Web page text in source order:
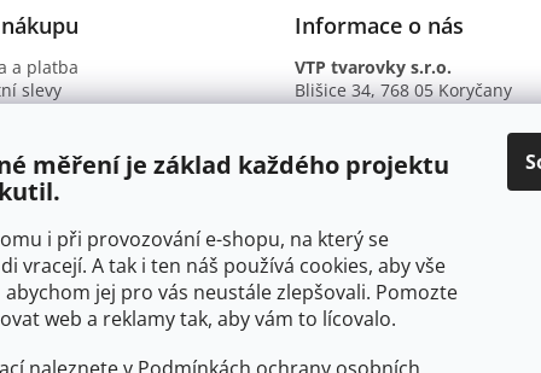
měření je základ každého projektu
i při provozování e-shopu, na který se
vracejí. A tak i ten náš používá cookies, aby vše
jej pro vás neustále zlepšovali. Pomozte
web a reklamy tak, aby vám to lícovalo.
a platba
slevy
ochrany osobních údajů
Informace o nás
VTP tvarovky s.r.o.
Blišice 34, 768 05 Koryčany
B. ú.: 2301934375/2010 (Fio